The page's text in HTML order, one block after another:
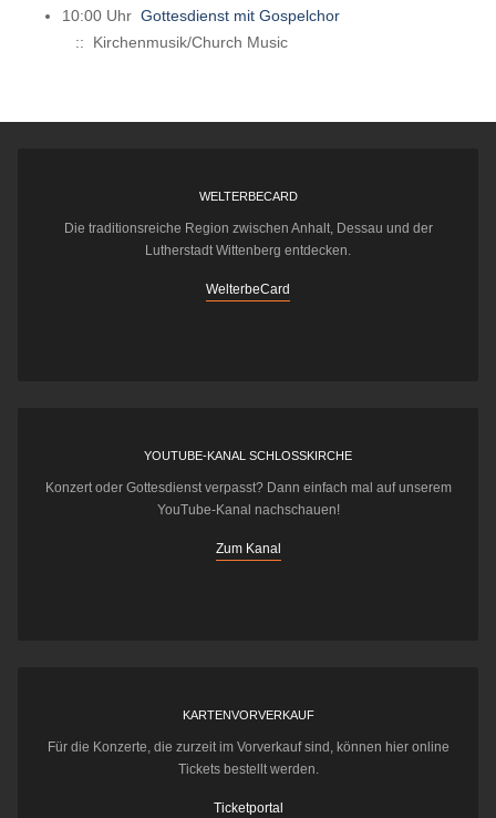
10:00 Uhr Gottesdienst mit Gospelchor
:: Kirchenmusik/Church Music
WELTERBECARD
Die traditionsreiche Region zwischen Anhalt, Dessau und der
Lutherstadt Wittenberg entdecken.
WelterbeCard
YOUTUBE-KANAL SCHLOSSKIRCHE
Konzert oder Gottesdienst verpasst? Dann einfach mal auf unserem
YouTube-Kanal nachschauen!
Zum Kanal
KARTENVORVERKAUF
Für die Konzerte, die zurzeit im Vorverkauf sind, können hier online
Tickets bestellt werden.
Ticketportal